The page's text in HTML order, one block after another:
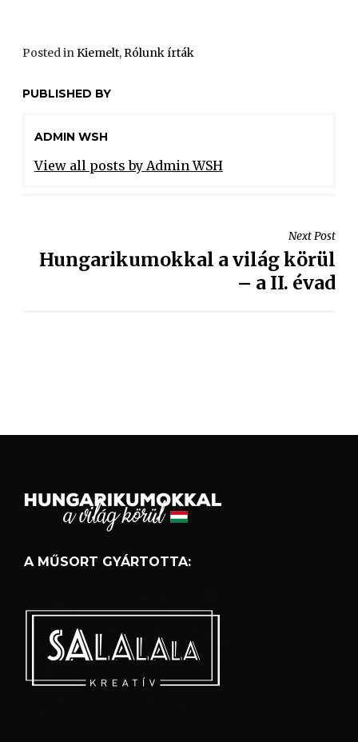
Posted inKiemelt,Rólunk írták
PUBLISHED BY
ADMIN WSH
View all posts by Admin WSH
Next Post
Hungarikumokkal a világ körül
– a II. évad
A MŰSORT GYÁRTOTTA: